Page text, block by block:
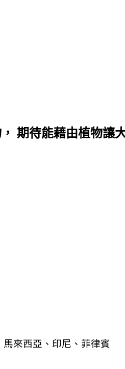
期待能藉由植物讓
馬來西亞、印尼、菲律賓